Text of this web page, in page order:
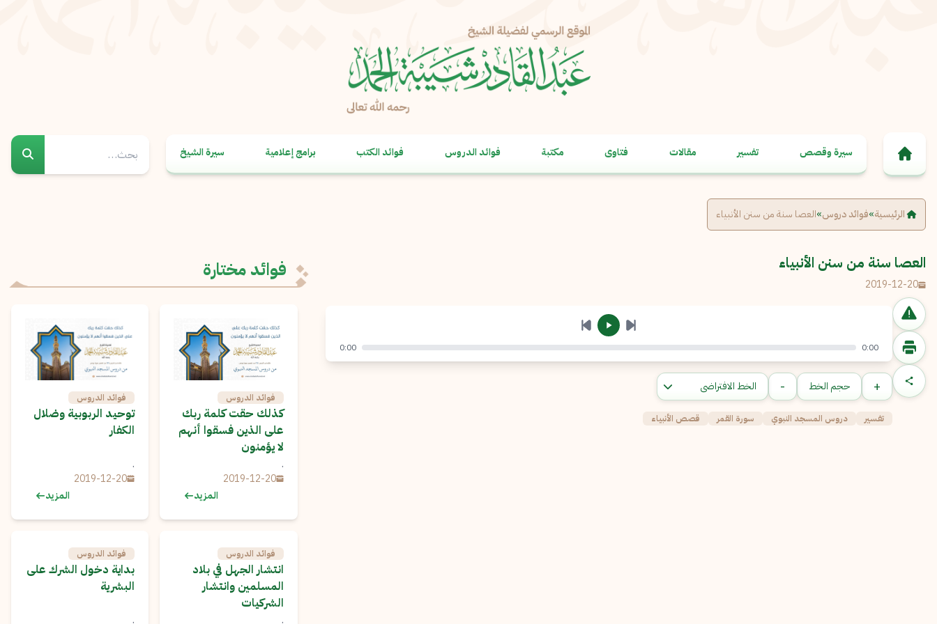
سيرة وقصص تفسير مقالات فتاوى مكتبة فوائد الدروس فوائد الكتب برامج إعلامية سيرة الشيخ
الرئيسية»فوائد دروس»العصا سنة من سنن الأنبياء
العصا سنة من سنن الأنبياء
2019-12-20
الإبلاغ عن مشكلة
البريد الإلكتروني*
إرسال
نسخ
0:00
0:00
+ حجم الخط -
تفسير دروس المسجد النبوي سورة القمر قصص الأنبياء
فوائد مختارة
فوائد الدروس
كذلك حقت كلمة ربك
على الذين فسقوا أنهم
لا يؤمنون
.
2019-12-20
المزيد
فوائد الدروس
توحيد الربوبية وضلال
الكفار
.
2019-12-20
المزيد
فوائد الدروس
انتشار الجهل في بلاد
المسلمين وانتشار
الشركيات
.
فوائد الدروس
بداية دخول الشرك على
البشرية
.